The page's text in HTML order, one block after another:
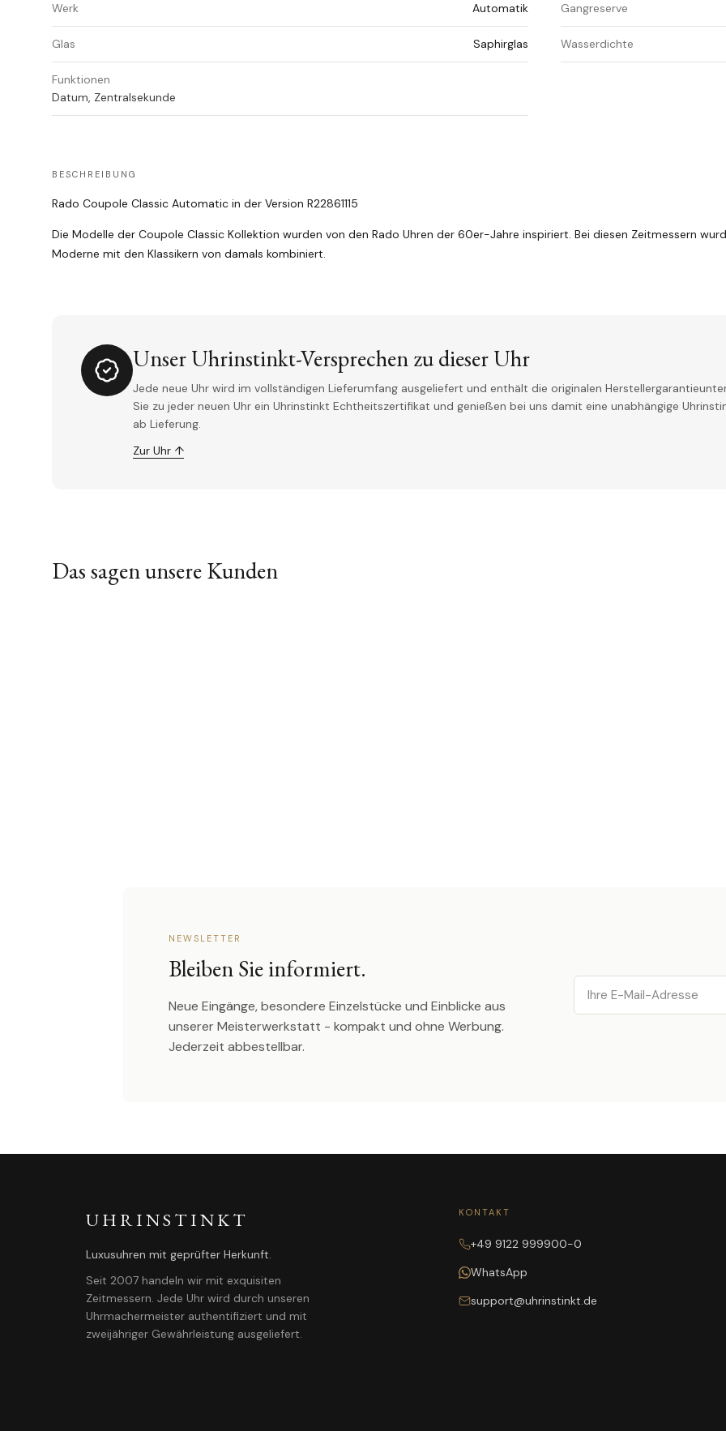
Werk Automatik Gangreserve
Glas Saphirglas Wasserdichte
Funktionen
Datum, Zentralsekunde
BESCHREIBUNG
Rado Coupole Classic Automatic in der Version R22861115
Die Modelle der Coupole Classic Kollektion wurden von den Rado Uhren der 60er-Jahre inspiriert. Bei diesen Zeitmessern
Moderne mit den Klassikern von damals kombiniert.
Unser Uhrinstinkt-Versprechen zu dieser Uhr
Jede neue Uhr wird im vollständigen Lieferumfang ausgeliefert und enthält die originalen
Sie zu jeder neuen Uhr ein Uhrinstinkt Echtheitszertifikat und genießen bei uns damit eine unabhängige
ab Lieferung.
Zur Uhr ↑
Das sagen unsere Kunden
NEWSLETTER
Bleiben Sie informiert.
Neue Eingänge, besondere Einzelstücke und Einblicke aus
unserer Meisterwerkstatt - kompakt und ohne Werbung.
Jederzeit abbestellbar.
Email
UHRINSTINKT
Luxusuhren mit geprüfter Herkunft.
Seit 2007 handeln wir mit exquisiten
Zeitmessern. Jede Uhr wird durch unseren
Uhrmachermeister authentifiziert und mit
zweijähriger Gewährleistung ausgeliefert.
KONTAKT
+49 9122 999900-0
WhatsApp
support@uhrinstinkt.de